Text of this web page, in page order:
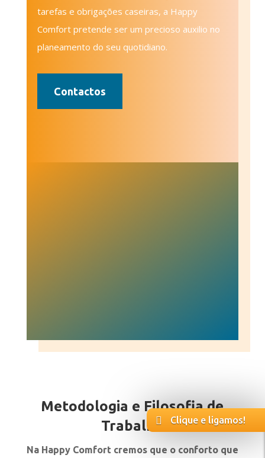
tarefas e obrigações caseiras, a Happy
Comfort pretende ser um precioso auxilio no
planeamento do seu quotidiano.
Contactos
Metodologia e Filosofia de
Trabalho
Na Happy Comfort cremos que o conforto que
Clique e ligamos!